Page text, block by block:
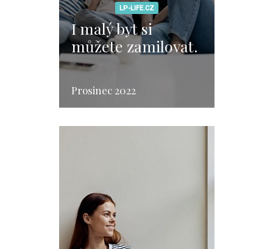
LP-LIFE.CZ
I malý byt si
můžete zamilovat.
Prosinec 2022